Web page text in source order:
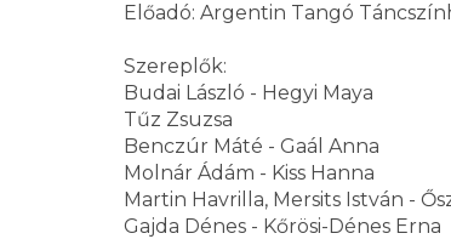
Előadó: Argentin Tangó
Szereplők:
Budai László - Hegyi Maya
Tűz Zsuzsa
Benczúr Máté - Gaál Anna
Molnár Ádám - Kiss Hanna
Martin Havrilla, Mersits István -
Gajda Dénes - Kőrösi-Dénes Erna